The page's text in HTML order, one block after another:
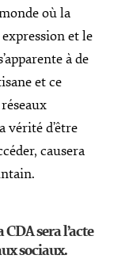
où la
et le
à de
et ce
vérité d’être
causera
sera l’acte
sociaux.